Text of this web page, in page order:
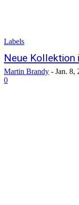
Labels
Neue Kollektion
Martin Brandy - Jan. 8,
0